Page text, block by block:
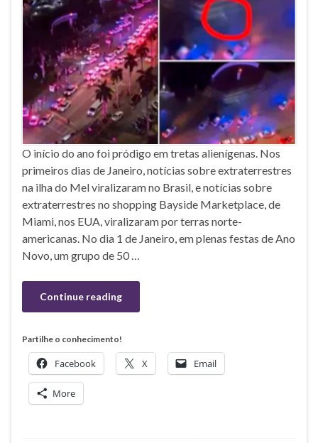
O início do ano foi pródigo em tretas alienígenas. Nos
primeiros dias de Janeiro, notícias sobre extraterrestres
na ilha do Mel viralizaram no Brasil, e notícias sobre
extraterrestres no shopping Bayside Marketplace, de
Miami, nos EUA, viralizaram por terras norte-
americanas. No dia 1 de Janeiro, em plenas festas de Ano
Novo, um grupo de 50 …
Continue reading
Partilhe o conhecimento!
Facebook X Email
More